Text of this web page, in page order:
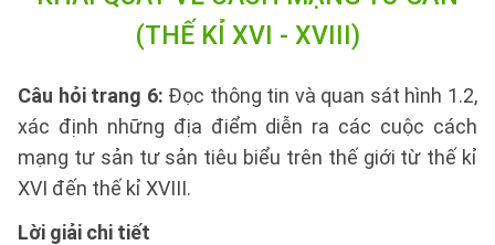
(THẾ KỈ XVI - XVIII)
Câu hỏi trang 6: Đọc thông tin và quan sát hình 1.2,
xác định những địa điểm diễn ra các cuộc cách
mạng tư sản tư sản tiêu biểu trên thế giới từ thế kỉ
XVI đến thế kỉ XVIII.
Lời giải chi tiết